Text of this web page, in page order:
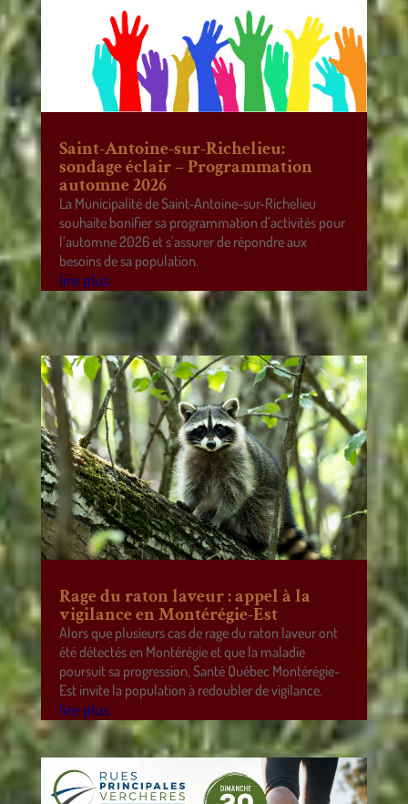
Saint-Antoine-sur-Richelieu:
sondage éclair – Programmation
automne 2026
La Municipalité de Saint-Antoine-sur-Richelieu
souhaite bonifier sa programmation d’activités pour
l’automne 2026 et s’assurer de répondre aux
besoins de sa population.
lire plus
Rage du raton laveur : appel à la
vigilance en Montérégie-Est
Alors que plusieurs cas de rage du raton laveur ont
été détectés en Montérégie et que la maladie
poursuit sa progression, Santé Québec Montérégie-
Est invite la population à redoubler de vigilance.
lire plus